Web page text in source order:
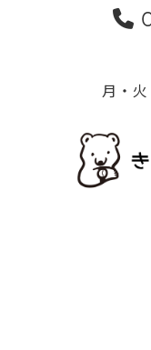
月・